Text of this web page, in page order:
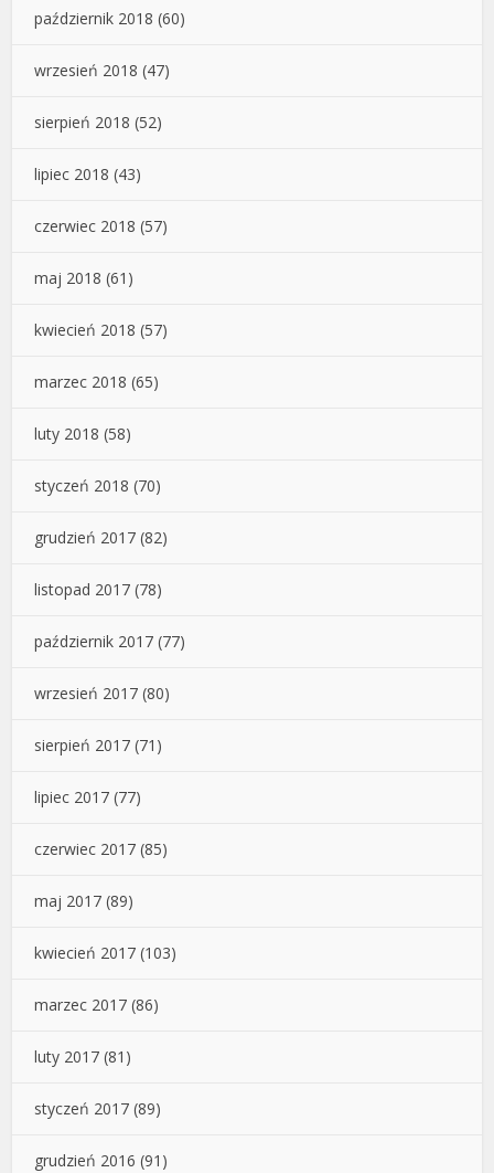
październik 2018 (60)
wrzesień 2018 (47)
sierpień 2018 (52)
lipiec 2018 (43)
czerwiec 2018 (57)
maj 2018 (61)
kwiecień 2018 (57)
marzec 2018 (65)
luty 2018 (58)
styczeń 2018 (70)
grudzień 2017 (82)
listopad 2017 (78)
październik 2017 (77)
wrzesień 2017 (80)
sierpień 2017 (71)
lipiec 2017 (77)
czerwiec 2017 (85)
maj 2017 (89)
kwiecień 2017 (103)
marzec 2017 (86)
luty 2017 (81)
styczeń 2017 (89)
grudzień 2016 (91)